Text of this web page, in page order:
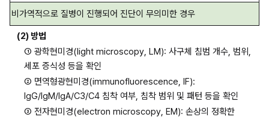
비가역적으로 질병이 진행되어 진단이 무의미한 경우
(2) 방법
① 광학현미경(light microscopy, LM): 사구체 침범 개수, 범위,
세포 증식성 등을 확인
② 면역형광현미경(immunofluorescence, IF):
IgG/IgM/IgA/C3/C4 침착 여부, 침착 범위 및 패턴 등을 확인
③ 전자현미경(electron microscopy, EM): 손상의 정확한